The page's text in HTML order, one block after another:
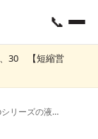
📞
、30 【短縮営
液晶修理 DELL Vostroシリーズの液晶交換が格安！